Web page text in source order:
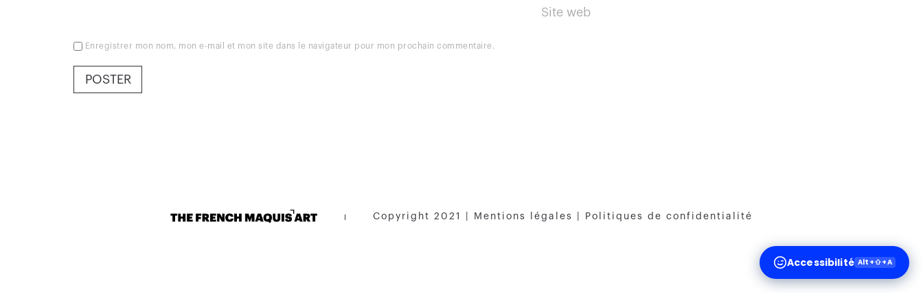
Enregistrer mon nom, mon e-mail et mon site dans le navigateur pour mon prochain commentaire.
Copyright 2021 | Mentions légales Politiques de confidentialité
Accessibilité Alt+⇧+A